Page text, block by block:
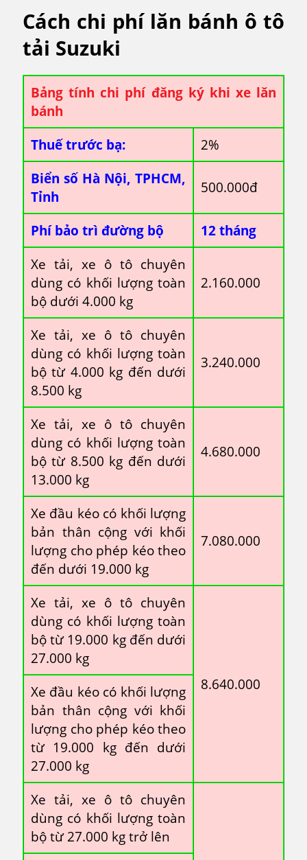
Cách chi phí lăn bánh ô tô
tải Suzuki
Bảng tính chi phí đăng ký khi xe lăn
bánh
Thuế trước bạ:
2%
Biển số Hà Nội, TPHCM,
Tỉnh
500.000đ
Phí bảo trì đường bộ
12 tháng
Xe tải, xe ô tô chuyên
dùng có khối lượng toàn
bộ dưới 4.000 kg
2.160.000
Xe tải, xe ô tô chuyên
dùng có khối lượng toàn
bộ từ 4.000 kg đến dưới
8.500 kg
3.240.000
Xe tải, xe ô tô chuyên
dùng có khối lượng toàn
bộ từ 8.500 kg đến dưới
13.000 kg
4.680.000
Xe đầu kéo có khối lượng
bản thân cộng với khối
lượng cho phép kéo theo
đến dưới 19.000 kg
7.080.000
Xe tải, xe ô tô chuyên
dùng có khối lượng toàn
bộ từ 19.000 kg đến dưới
27.000 kg
8.640.000
Xe đầu kéo có khối lượng
bản thân cộng với khối
lượng cho phép kéo theo
từ 19.000 kg đến dưới
27.000 kg
Xe tải, xe ô tô chuyên
dùng có khối lượng toàn
bộ từ 27.000 kg trở lên